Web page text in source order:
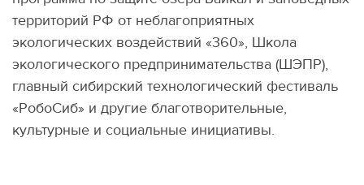
территорий РФ от неблагоприятных
экологических воздействий «360», Школа
экологического предпринимательства (ШЭПР),
главный сибирский технологический фестиваль
«РобоСиб» и другие благотворительные,
культурные и социальные инициативы.